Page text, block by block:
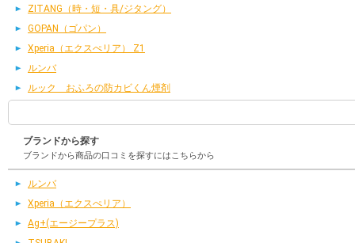
ZITANG（時・短・具/ジタング）
GOPAN（ゴパン）
Xperia（エクスぺリア） Z1
ルンバ
ルック おふろの防カビくん煙剤
ブランドから探す
ブランドから商品の口コミを探すにはこちらから
ルンバ
Xperia（エクスぺリア）
Ag+(エージープラス)